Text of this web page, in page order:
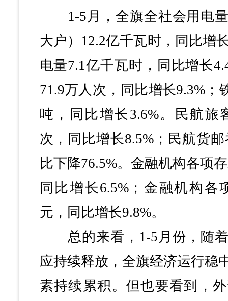
1-5月，全旗全社会用电量
大户）12.2亿千瓦时，同比增
电量7.1亿千瓦时，同比增长
71.9万人次，同比增长9.3%；
吨，同比增长3.6%。民航旅
次，同比增长8.5%；民航货
比下降76.5%。金融机构各项
同比增长6.5%；金融机构各
元，同比增长9.8%。
总的来看，1-5月份，随着
应持续释放，全旗经济运行稳
素持续累积。但也要看到，